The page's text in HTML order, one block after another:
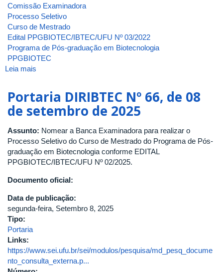
Comissão Examinadora
Processo Seletivo
Curso de Mestrado
Edital PPGBIOTEC/IBTEC/UFU Nº 03/2022
Programa de Pós-graduação em Biotecnologia
PPGBIOTEC
Leia mais
Pessoal
UFU
43,
de
04
de
de
2023
Portaria DIRIBTEC Nº 66, de 08
de setembro de 2025
Assunto: Nomear a Banca Examinadora para realizar o
Processo Seletivo do Curso de Mestrado do Programa de Pós-
graduação em Biotecnologia conforme EDITAL
PPGBIOTEC/IBTEC/UFU Nº 02/2025.
Documento oficial:
Data de publicação:
segunda-feira, Setembro 8, 2025
Tipo:
Portaria
Links:
https://www.sei.ufu.br/sei/modulos/pesquisa/md_pesq_docume
nto_consulta_externa.p...